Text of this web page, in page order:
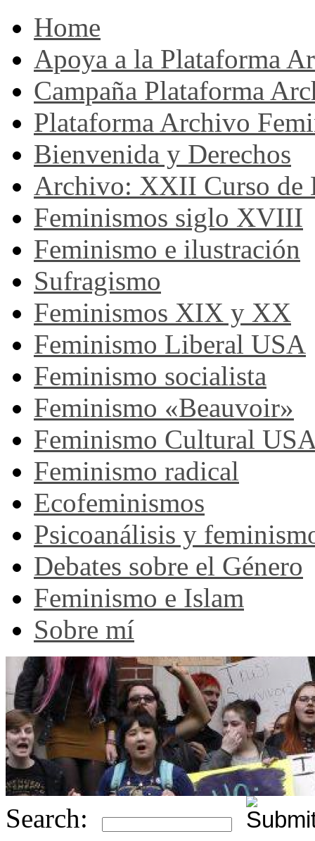
Home
Apoya a la Plataforma
Campaña Plataforma
Plataforma Archivo
Bienvenida y Derechos
Archivo: XXII Curso de
Feminismos siglo XVIII
Feminismo e ilustración
Sufragismo
Feminismos XIX y XX
Feminismo Liberal USA
Feminismo socialista
Feminismo «Beauvoir»
Feminismo Cultural
Feminismo radical
Ecofeminismos
Psicoanálisis y
Debates sobre el Género
Feminismo e Islam
Sobre mí
Search: